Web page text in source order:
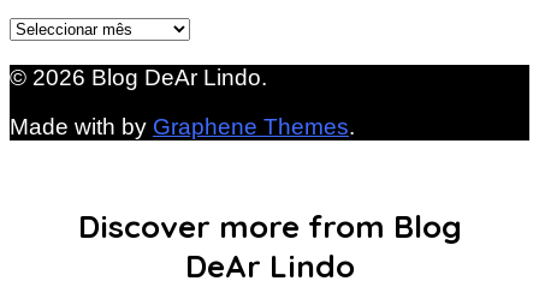
Arquivo
© 2026 Blog DeAr Lindo.
Made with by Graphene Themes.
Discover more from Blog
DeAr Lindo